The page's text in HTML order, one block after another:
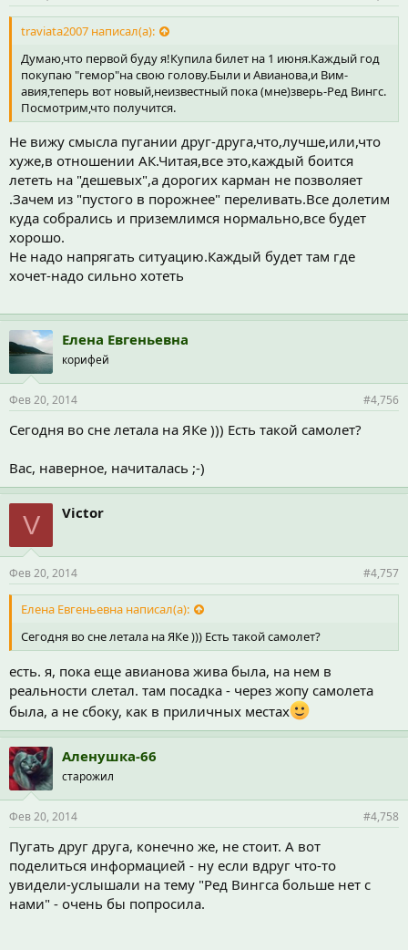
traviata2007 написал(а):
Думаю,что первой буду я!Купила билет на 1 июня.Каждый год
покупаю "гемор"на свою голову.Были и Авианова,и Вим-
авия,теперь вот новый,неизвестный пока (мне)зверь-Ред Вингс.
Посмотрим,что получится.
Не вижу смысла пугании друг-друга,что,лучше,или,что
хуже,в отношении АК.Читая,все это,каждый боится
лететь на "дешевых",а дорогих карман не позволяет
.Зачем из "пустого в порожнее" переливать.Все долетим
куда собрались и приземлимся нормально,все будет
хорошо.
Не надо напрягать ситуацию.Каждый будет там где
хочет-надо сильно хотеть
Елена Евгеньевна
корифей
Фев 20, 2014 #4,756
Сегодня во сне летала на ЯКе ))) Есть такой самолет?
Вас, наверное, начиталась ;-)
V Victor
Фев 20, 2014 #4,757
Елена Евгеньевна написал(а):
Сегодня во сне летала на ЯКе ))) Есть такой самолет?
есть. я, пока еще авианова жива была, на нем в
реальности слетал. там посадка - через жопу самолета
была, а не сбоку, как в приличных местах
Аленушка-66
старожил
Фев 20, 2014 #4,758
Пугать друг друга, конечно же, не стоит. А вот
поделиться информацией - ну если вдруг что-то
увидели-услышали на тему "Ред Вингса больше нет с
нами" - очень бы попросила.